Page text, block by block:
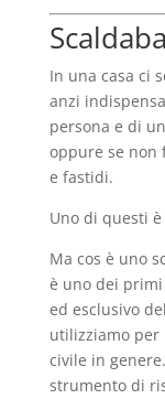
In una casa ci
anzi
persona e di
oppure se non
e fastidi.
Uno di questi
Ma cos è uno
è uno dei
ed esclusivo
utilizziamo per
civile in
strumento di